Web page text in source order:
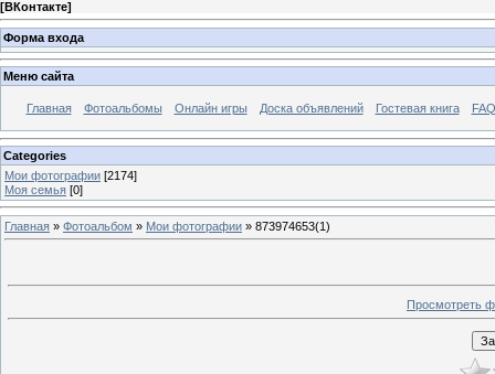
[ВКонтакте]
Форма входа
Меню сайта
Главная Фотоальбомы Онлайн игры Доска объявлений Гостевая книга
Categories
Мои фотографии [2174]
Моя семья [0]
Главная » Фотоальбом » Мои фотографии » 873974653(1)
Просмотреть